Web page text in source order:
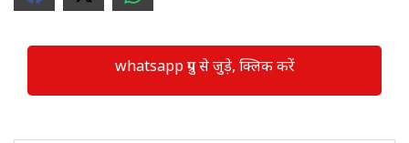
whatsapp ग्रुप से जुड़े, क्लिक करें